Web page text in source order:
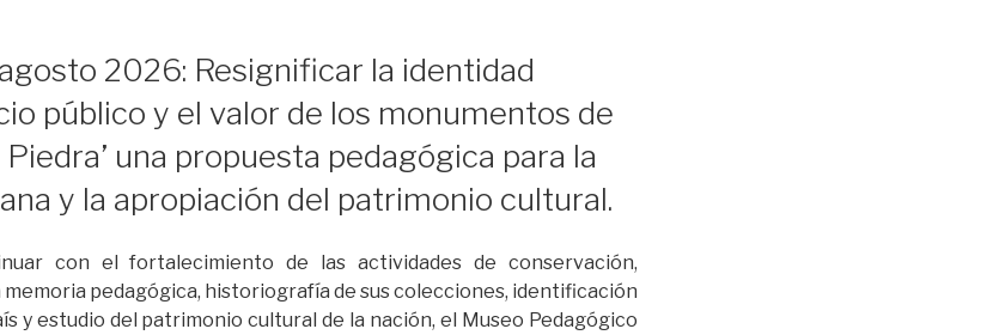
2026: Resignificar la identidad
público y el valor de los monumentos de
Piedra’ una propuesta pedagógica para la
y la apropiación del patrimonio cultural.
con el fortalecimiento de las actividades de conservación,
pedagógica, historiografía de sus colecciones, identificación
y estudio del patrimonio cultural de la nación, el Museo Pedagógico